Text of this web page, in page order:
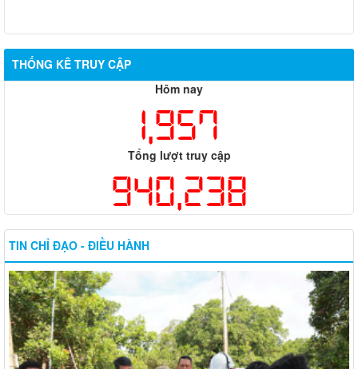
THỐNG KÊ TRUY CẬP
Hôm nay
1,957
Tổng lượt truy cập
940,238
TIN CHỈ ĐẠO - ĐIỀU HÀNH